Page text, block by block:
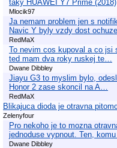
taký HUAWEI Y7 Prime (2018)
Mlocik97
Ja nemam problem jen s
Navic Y byly vzdy dost
RedMaX
To nevim cos kupoval a co jsi
ted mam dva roky ruskej te…
Dwane Dibbley
Jiayu G3 to myslim bylo,
Honor 2 zase skoncil na A…
RedMaX
Blikajuca dioda je otravna
Zelenyfour
Pro nekoho je to mozna
jednoduse vypnout. Ten,
Dwane Dibbley